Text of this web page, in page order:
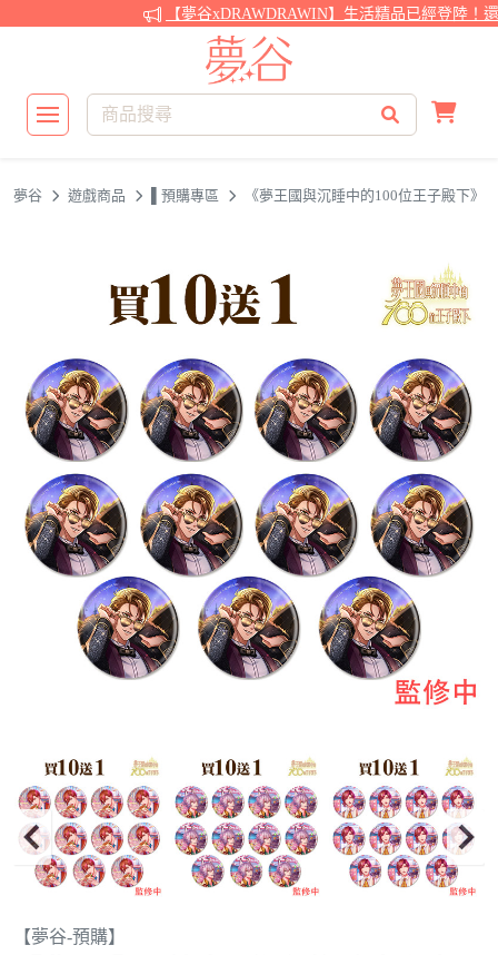
【夢谷xDRAWDRAWIN】生活精品已經登陸！還
夢谷 遊戲商品 ▌預購專區 《夢王國與沉睡中的100位王子殿下》
Item
【夢谷-預購】